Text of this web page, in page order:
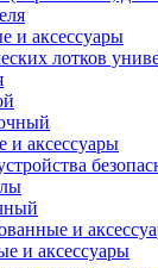
и аксессуары
лотков
и аксессуары
и
и аксессуары